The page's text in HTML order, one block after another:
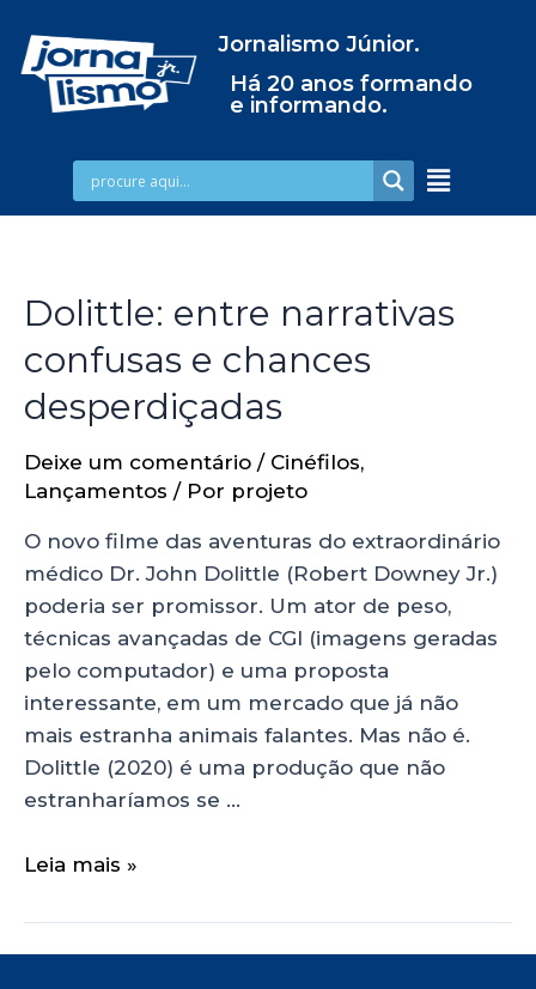
Jornalismo Júnior.
Há 20 anos formando
e informando.
Dolittle: entre narrativas
confusas e chances
desperdiçadas
Deixe um comentário / Cinéfilos,
Lançamentos / Por projeto
O novo filme das aventuras do extraordinário
médico Dr. John Dolittle (Robert Downey Jr.)
poderia ser promissor. Um ator de peso,
técnicas avançadas de CGI (imagens geradas
pelo computador) e uma proposta
interessante, em um mercado que já não
mais estranha animais falantes. Mas não é.
Dolittle (2020) é uma produção que não
estranharíamos se …
Leia mais »